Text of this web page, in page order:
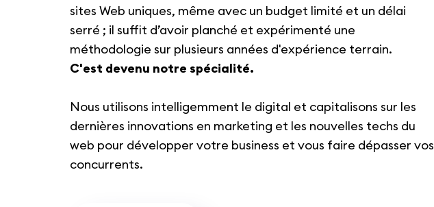
sites Web uniques, même avec un budget limité et un délai
serré ; il suffit d’avoir planché et expérimenté une
méthodologie sur plusieurs années d'expérience terrain.
C'est devenu notre spécialité.
Nous utilisons intelligemment le digital et capitalisons sur les
dernières innovations en marketing et les nouvelles techs du
web pour développer votre business et vous faire dépasser vos
concurrents.